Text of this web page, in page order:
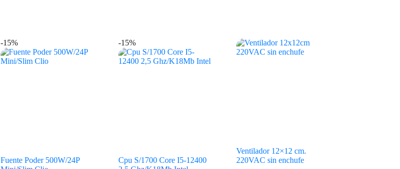
-15%
Fuente Poder 500W/24P
-15%
Cpu S/1700 Core I5-12400
Ventilador 12×12 cm.
220VAC sin enchufe